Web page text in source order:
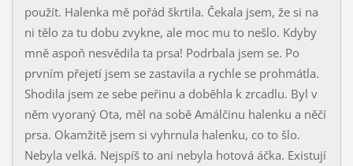
použít. Halenka mě pořád škrtila. Čekala jsem, že si na
ni tělo za tu dobu zvykne, ale moc mu to nešlo. Kdyby
mně aspoň nesvědila ta prsa! Podrbala jsem se. Po
prvním přejetí jsem se zastavila a rychle se prohmátla.
Shodila jsem ze sebe peřinu a doběhla k zrcadlu. Byl v
něm vyoraný Ota, měl na sobě Amálčinu halenku a něčí
prsa. Okamžitě jsem si vyhrnula halenku, co to šlo.
Nebyla velká. Nejspíš to ani nebyla hotová áčka. Existují